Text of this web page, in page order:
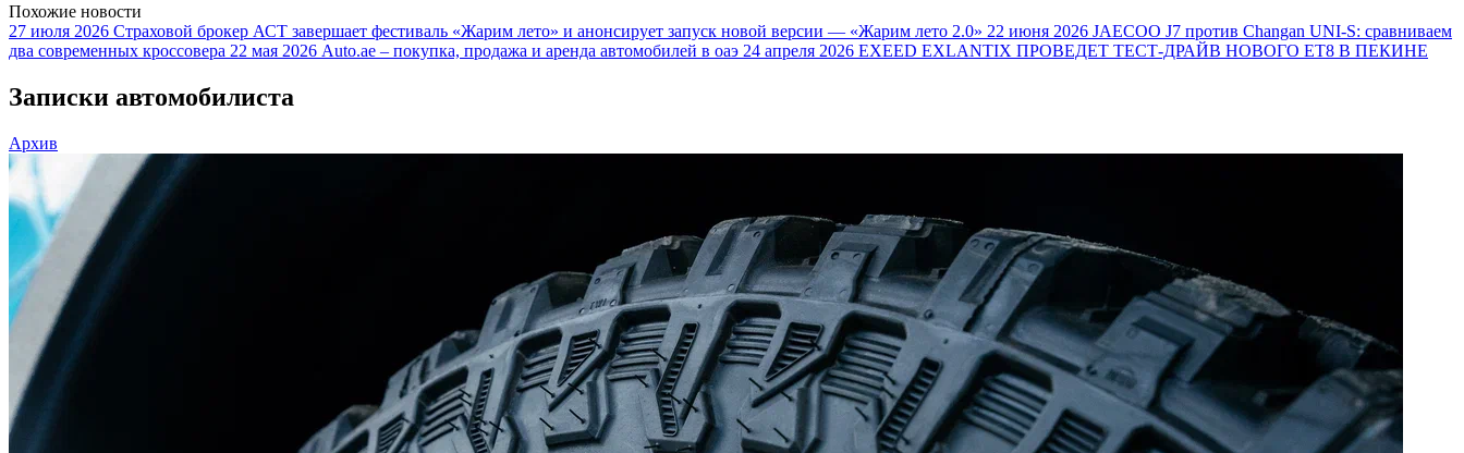
Похожие новости
27 июля 2026 Страховой брокер АСТ завершает фестиваль «Жарим лето» и анонсирует запуск новой версии — «Жарим лето 2.0» 22 июня 2026 JAECOO J7 против Changan UNI-S: сравниваем
два современных кроссовера 22 мая 2026 Auto.ae – покупка, продажа и аренда автомобилей в оаэ 24 апреля 2026 EXEED EXLANTIX ПРОВЕДЕТ ТЕСТ-ДРАЙВ НОВОГО ET8 В ПЕКИНЕ
Записки автомобилиста
Архив